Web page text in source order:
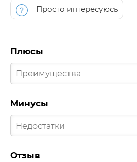
Просто интересуюсь
Плюсы
Минусы
Отзыв